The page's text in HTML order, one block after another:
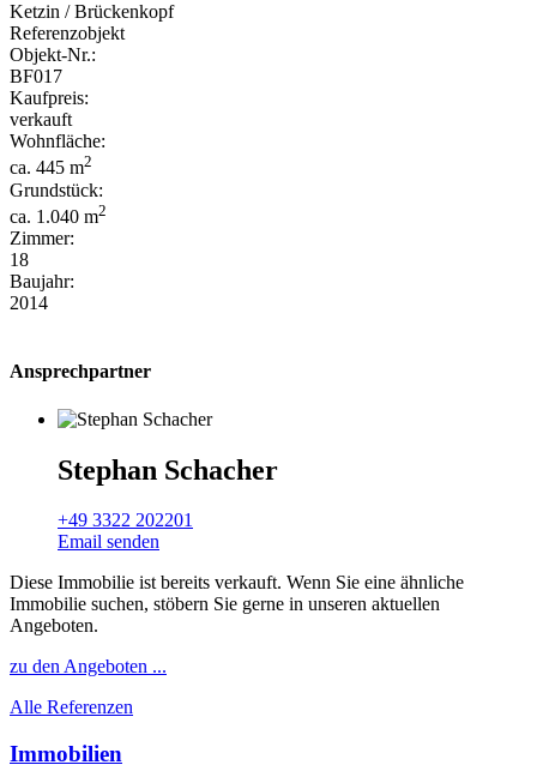
Ketzin / Brückenkopf
Referenzobjekt
Objekt-Nr.:
BF017
Kaufpreis:
verkauft
Wohnfläche:
ca. 445 m2
Grundstück:
ca. 1.040 m2
Zimmer:
18
Baujahr:
2014
Ansprechpartner
Stephan Schacher
+49 3322 202201
Email senden
Diese Immobilie ist bereits verkauft. Wenn Sie eine ähnliche
Immobilie suchen, stöbern Sie gerne in unseren aktuellen
Angeboten.
zu den Angeboten ...
Alle Referenzen
Immobilien